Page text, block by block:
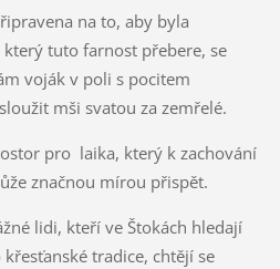
na to, aby byla
tuto farnost přebere, se
voják v poli s pocitem
mši svatou za zemřelé.
pro laika, který k zachování
značnou mírou přispět.
lidi, kteří ve Štokách hledají
tradice, chtějí se